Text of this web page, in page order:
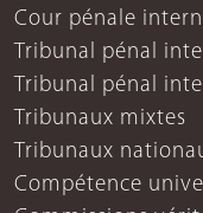
Cour pénale
Tribunal pénal
Tribunal pénal
Tribunaux mixtes
Tribunaux
Compétence